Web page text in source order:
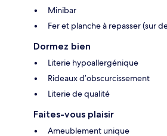
Minibar
Fer et planche à repasser (sur
Dormez bien
Literie hypoallergénique
Rideaux d’obscurcissement
Literie de qualité
Faites-vous plaisir
Ameublement unique